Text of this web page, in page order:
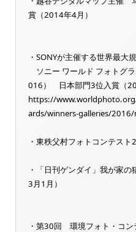
賞（2014年4月）
・SONYが主催する世界最大
ソニー ワールド フォトグ
016） 日本部門3位入賞（
https://
ards/winners-galleries/
・東秩父村フォトコンテス
・「日刊ゲンダイ」我が家
3月1月）
・第30回 環境フォト・コ